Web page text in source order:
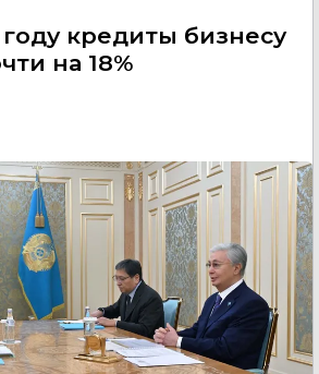
кредиты бизнесу
на 18%